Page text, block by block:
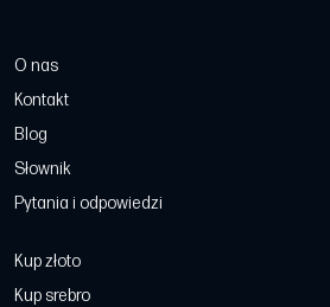
O nas
Kontakt
Blog
Słownik
Pytania i odpowiedzi
Kup złoto
Kup srebro